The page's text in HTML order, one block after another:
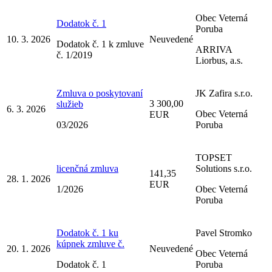
10. 3. 2026
Dodatok č. 1
Dodatok č. 1 k zmluve
č. 1/2019
Neuvedené
Obec Veterná
Poruba
ARRIVA
Liorbus, a.s.
6. 3. 2026
Zmluva o poskytovaní
služieb
03/2026
3 300,00
EUR
JK Zafira s.r.o.
Obec Veterná
Poruba
28. 1. 2026
licenčná zmluva
1/2026
141,35
EUR
TOPSET
Solutions s.r.o.
Obec Veterná
Poruba
20. 1. 2026
Dodatok č. 1 ku
kúpnek zmluve č.
Dodatok č. 1
Neuvedené
Pavel Stromko
Obec Veterná
Poruba